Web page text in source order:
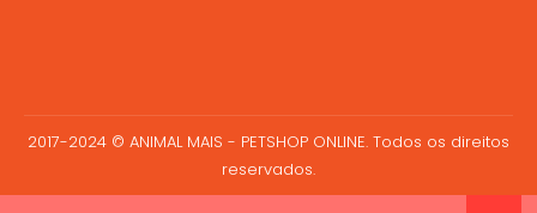
2017-2024 © ANIMAL MAIS - PETSHOP ONLINE. Todos os direitos
reservados.